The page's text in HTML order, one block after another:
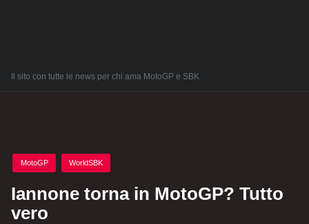
Il sito con tutte le news per chi ama MotoGP e SBK
Posted
in
MotoGP WorldSBK
Iannone torna in MotoGP? Tutto
vero